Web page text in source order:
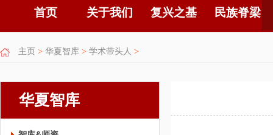
首页 关于我们 复兴之基 民族脊梁
主页 > 华夏智库 > 学术带头人 >
华夏智库